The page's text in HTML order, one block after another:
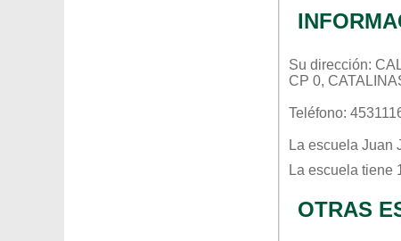
Su dirección:
CP 0,
Teléfono:
La escuela Juan
La escuela tiene
OTRAS